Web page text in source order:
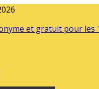
et gratuit pour les